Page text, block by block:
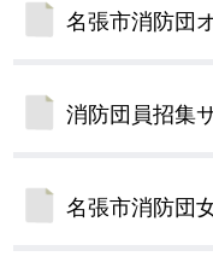
名張市消防団
消防団員招集
名張市消防団